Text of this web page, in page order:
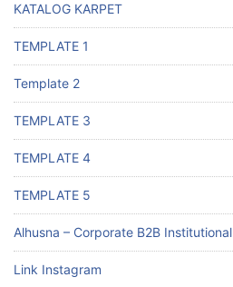
KATALOG KARPET
TEMPLATE 1
Template 2
TEMPLATE 3
TEMPLATE 4
TEMPLATE 5
Alhusna – Corporate B2B Institutional
Link Instagram